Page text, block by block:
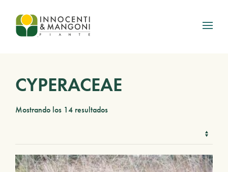
Skip to main content
CYPERACEAE
Mostrando los 14 resultados